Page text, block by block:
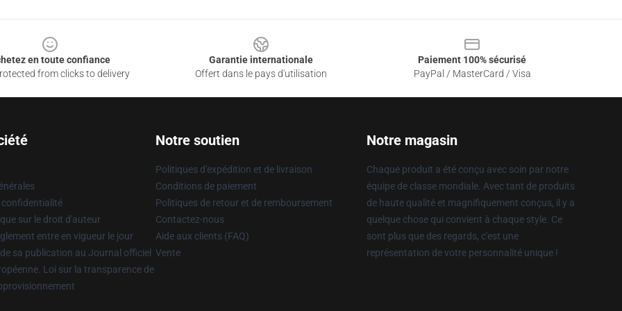
en toute confiance
from clicks to delivery
Garantie internationale
Offert dans le pays d'utilisation
Paiement 100% sécurisé
PayPal / MasterCard / Visa
confidentialité
sur le droit d'auteur
entre en vigueur le jour
sa publication au Journal officiel
Loi sur la transparence de
Notre soutien
Politiques d'expédition et de livraison
Conditions de paiement
Politiques de retour et de remboursement
Contactez-nous
Aide aux clients (FAQ)
Vente
Notre magasin
Chaque produit a été conçu avec soin par notre
équipe de classe mondiale. Avec tant de produits
de haute qualité et magnifiquement conçus, il y a
quelque chose qui convient à chaque style. Ce
sont plus que des regards, c'est une
représentation de votre personnalité unique !